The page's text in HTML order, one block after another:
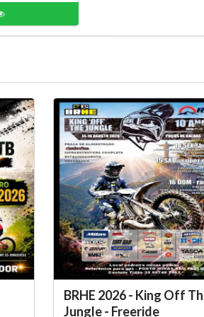
BRHE 2026 - King Off
Jungle - Freeride